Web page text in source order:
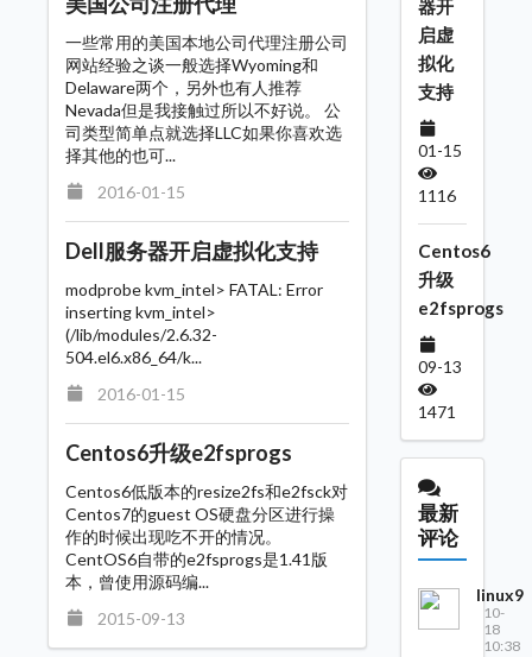
一些常用的美国本地公司代理注册公司
网站经验之谈一般选择Wyoming和
Delaware两个，另外也有人推荐
Nevada但是我接触过所以不好说。 公
司类型简单点就选择LLC如果你喜欢选
择其他的也可...
2016-01-15
Dell服务器开启虚拟化支持
modprobe kvm_intel> FATAL: Error
inserting kvm_intel>
(/lib/modules/2.6.32-
504.el6.x86_64/k...
2016-01-15
Centos6升级e2fsprogs
Centos6低版本的resize2fs和e2fsck对
Centos7的guest OS硬盘分区进行操
作的时候出现吃不开的情况。
CentOS6自带的e2fsprogs是1.41版
本，曾使用源码编...
2015-09-13
器开
启虚
拟化
支持
01-15
1116
Centos6
升级
e2fsprogs
09-13
1471
最新
评论
linux9
10-
18
10:38